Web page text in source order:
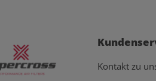
Kontakt zu